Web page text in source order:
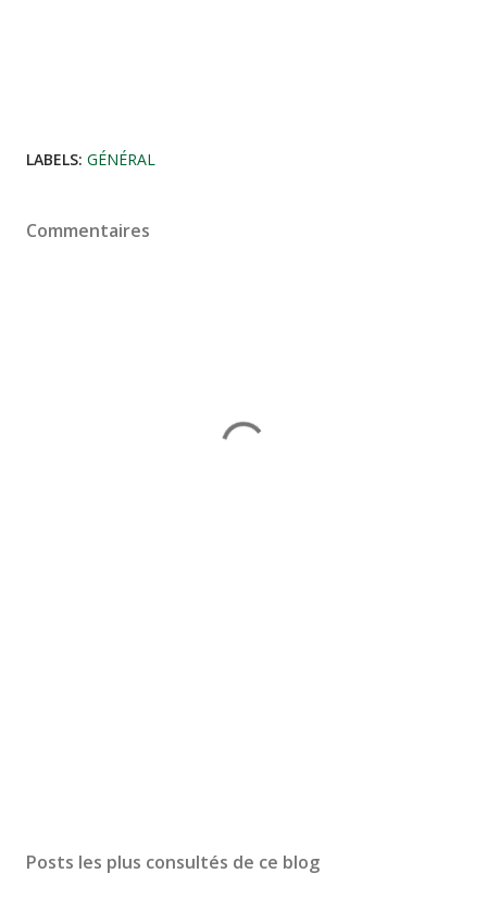
LABELS: GÉNÉRAL
Commentaires
Posts les plus consultés de ce blog